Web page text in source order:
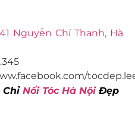
Nguyễn Chí Thanh, Hà
Chỉ Nối Tóc Hà NộiĐẹp